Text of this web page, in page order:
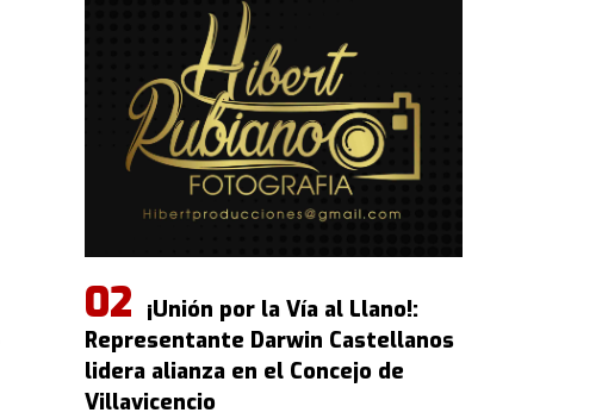
¡Unión por la Vía al Llano!:
Representante Darwin Castellanos
lidera alianza en el Concejo de
Villavicencio